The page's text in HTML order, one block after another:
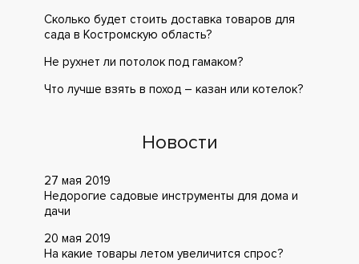
Сколько будет стоить доставка товаров для
сада в Костромскую область?
Не рухнет ли потолок под гамаком?
Что лучше взять в поход – казан или котелок?
Новости
27 мая 2019
Недорогие садовые инструменты для дома и
дачи
20 мая 2019
На какие товары летом увеличится спрос?